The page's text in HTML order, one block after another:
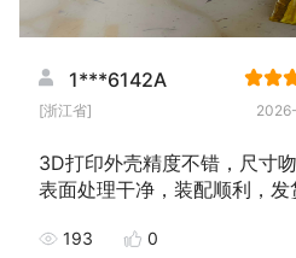
1***6142A
[浙江省]
3D打印外壳精度不错，尺寸吻
表面处理干净，装配顺利，发
193 0